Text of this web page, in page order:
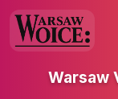
Warsaw